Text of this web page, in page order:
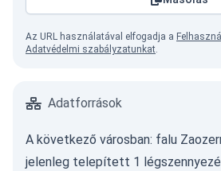
Az URL használatával elfogadja a
Adatvédelmi szabályzatunkat.
Adatforrások
A következő városban: falu
jelenleg telepített 1